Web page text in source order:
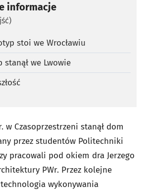
informacje
stoi we Wrocławiu
we Lwowie
w Czasoprzestrzeni stanął dom
przez studentów Politechniki
pracowali pod okiem dra Jerzego
PWr. Przez kolejne
wykonywania